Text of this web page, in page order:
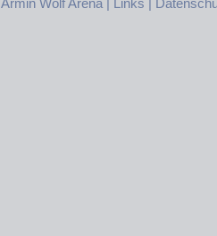
Armin Wolf Arena | Links |